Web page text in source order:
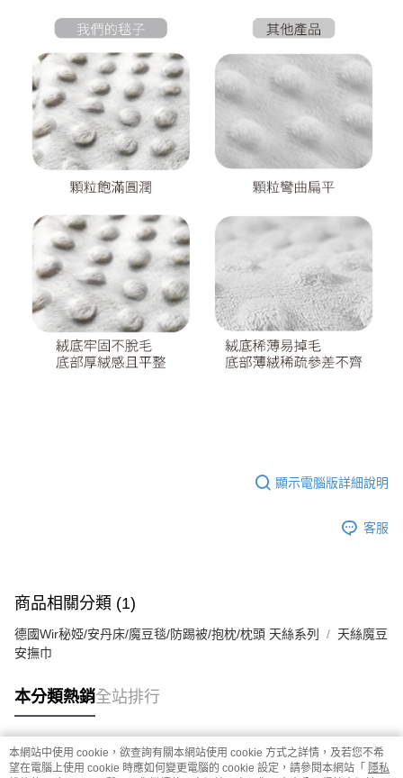
顯示電腦版詳細說明
客服
商品相關分類 (1)
德國Wir秘婭/安丹床/魔豆毯/防踢被/抱枕/枕頭 天絲系列
天絲魔豆
安撫巾
本分類熱銷全站排行
熱門標籤
本網站中使用 cookie，欲查詢有關本網站使用 cookie 方式之詳情，及若您不希
望在電腦上使用 cookie 時應如何變更電腦的 cookie 設定，請參閱本網站「 隱私